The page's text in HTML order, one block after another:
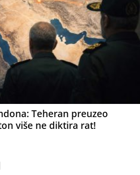
Teheran preuzeo
više ne diktira rat!